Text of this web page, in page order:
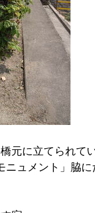
元に立てられて
ニュメント」脇に